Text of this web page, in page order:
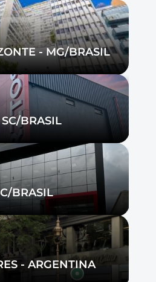
- MG/BRASIL
BRASIL
BRASIL
- ARGENTINA